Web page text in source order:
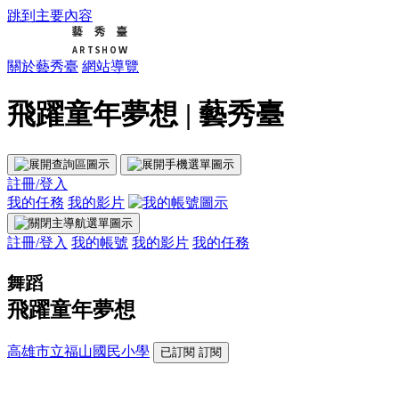
跳到主要內容
關於藝秀臺 網站導覽
飛躍童年夢想 | 藝秀臺
註冊/登入
我的任務 我的影片
註冊/登入 我的帳號 我的影片 我的任務
舞蹈
飛躍童年夢想
高雄市立福山國民小學 已訂閱 訂閱